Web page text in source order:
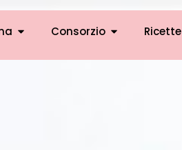
Consorzio Ricette